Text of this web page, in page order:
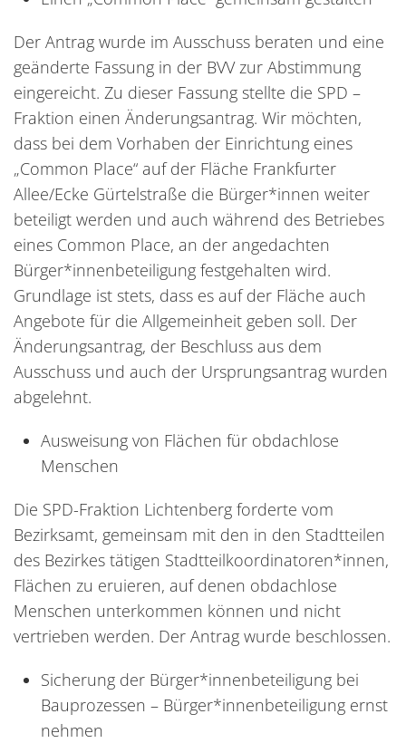
Der Antrag wurde im Ausschuss beraten und eine
geänderte Fassung in der BVV zur Abstimmung
eingereicht. Zu dieser Fassung stellte die SPD –
Fraktion einen Änderungsantrag. Wir möchten,
dass bei dem Vorhaben der Einrichtung eines
„Common Place“ auf der Fläche Frankfurter
Allee/Ecke Gürtelstraße die Bürger*innen weiter
beteiligt werden und auch während des Betriebes
eines Common Place, an der angedachten
Bürger*innenbeteiligung festgehalten wird.
Grundlage ist stets, dass es auf der Fläche auch
Angebote für die Allgemeinheit geben soll. Der
Änderungsantrag, der Beschluss aus dem
Ausschuss und auch der Ursprungsantrag wurden
abgelehnt.
Ausweisung von Flächen für obdachlose
Menschen
Die SPD-Fraktion Lichtenberg forderte vom
Bezirksamt, gemeinsam mit den in den Stadtteilen
des Bezirkes tätigen Stadtteilkoordinatoren*innen,
Flächen zu eruieren, auf denen obdachlose
Menschen unterkommen können und nicht
vertrieben werden. Der Antrag wurde beschlossen.
Sicherung der Bürger*innenbeteiligung bei
Bauprozessen – Bürger*innenbeteiligung ernst
nehmen